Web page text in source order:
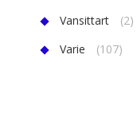
Vansittart
(2)
Varie
(107)